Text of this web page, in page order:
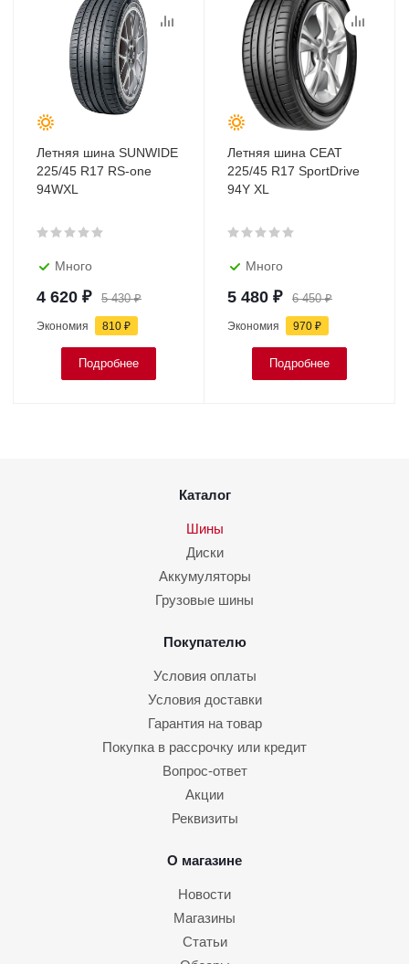
Летняя шина SUNWIDE
225/45 R17 RS-one
94WXL
Много
4 620 ₽ 5 430₽
Экономия 810 ₽
Подробнее
Летняя шина CEAT
225/45 R17 SportDrive
94Y XL
Много
5 480 ₽ 6 450₽
Экономия 970 ₽
Подробнее
Каталог
Шины
Диски
Аккумуляторы
Грузовые шины
Покупателю
Условия оплаты
Условия доставки
Гарантия на товар
Покупка в рассрочку или кредит
Вопрос-ответ
Акции
Реквизиты
О магазине
Новости
Магазины
Статьи